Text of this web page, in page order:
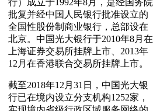
批复并经中国人民银行批准设立的
全国性股份制商业银行，总部设在
北京。中国光大银行于2010年8月在
上海证券交易所挂牌上市、2013年
12月在香港联合交易所挂牌上市。
截至2018年12月31日，中国光大银
行已在境内设立分支机构1252家，